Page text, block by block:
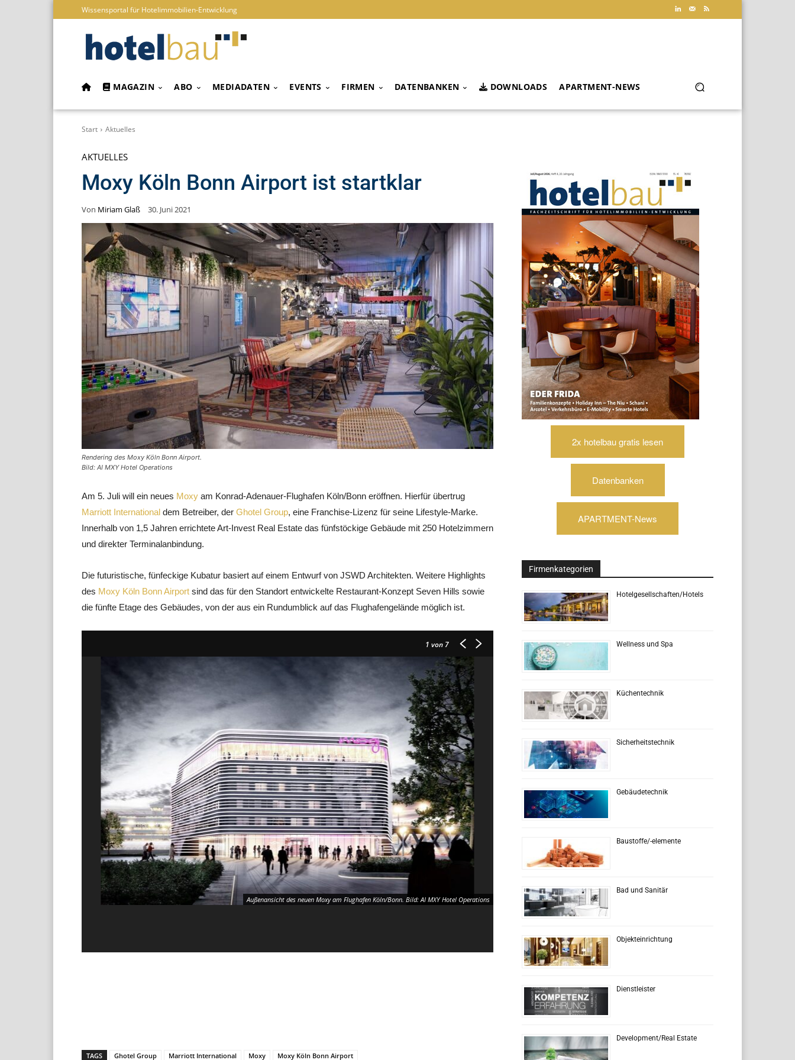
Wissensportal für Hotelimmobilien-Entwicklung
MAGAZIN ABO MEDIADATEN EVENTS FIRMEN DATENBANKEN DOWNLOADS APARTMENT-NEWS
Start Aktuelles
AKTUELLES
Moxy Köln Bonn Airport ist startklar
Von Miriam Glaß 30. Juni 2021
Rendering des Moxy Köln Bonn Airport.
Bild: AI MXY Hotel Operations
Am 5. Juli will ein neues Moxy am Konrad-Adenauer-Flughafen Köln/Bonn eröffnen. Hierfür übertrug
Marriott International dem Betreiber, der Ghotel Group, eine Franchise-Lizenz für seine Lifestyle-Marke.
Innerhalb von 1,5 Jahren errichtete Art-Invest Real Estate das fünfstöckige Gebäude mit 250 Hotelzimmern
und direkter Terminalanbindung.
Die futuristische, fünfeckige Kubatur basiert auf einem Entwurf von JSWD Architekten. Weitere Highlights
des Moxy Köln Bonn Airport sind das für den Standort entwickelte Restaurant-Konzept Seven Hills sowie
die fünfte Etage des Gebäudes, von der aus ein Rundumblick auf das Flughafengelände möglich ist.
1 von 7
Außenansicht des neuen Moxy am Flughafen Köln/Bonn. Bild: AI MXY Hotel Operations
TAGS Ghotel Group Marriott International Moxy Moxy Köln Bonn Airport
2x hotelbau gratis lesen
Datenbanken
APARTMENT-News
Firmenkategorien
Hotelgesellschaften/Hotels
Wellness und Spa
Küchentechnik
Sicherheitstechnik
Gebäudetechnik
Baustoffe/-elemente
Bad und Sanitär
Objekteinrichtung
Dienstleister
Development/Real Estate